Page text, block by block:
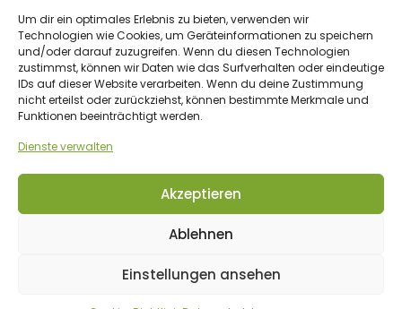
Um dir ein optimales Erlebnis zu bieten, verwenden wir
Technologien wie Cookies, um Geräteinformationen zu speichern
und/oder darauf zuzugreifen. Wenn du diesen Technologien
zustimmst, können wir Daten wie das Surfverhalten oder eindeutige
IDs auf dieser Website verarbeiten. Wenn du deine Zustimmung
nicht erteilst oder zurückziehst, können bestimmte Merkmale und
Funktionen beeinträchtigt werden.
Dienste verwalten
Akzeptieren
Ablehnen
Einstellungen ansehen
ZAHLUNGSMETHODEN